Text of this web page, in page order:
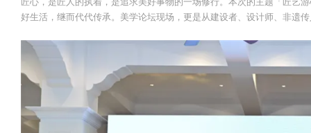
好生活，继而代代传承。美学论坛现场，更是从建设者、设计师、非遗